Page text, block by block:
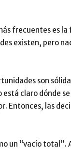
frecuentes es
existen, pero
son
claro dónde
Entonces, las
un “vacío total”.